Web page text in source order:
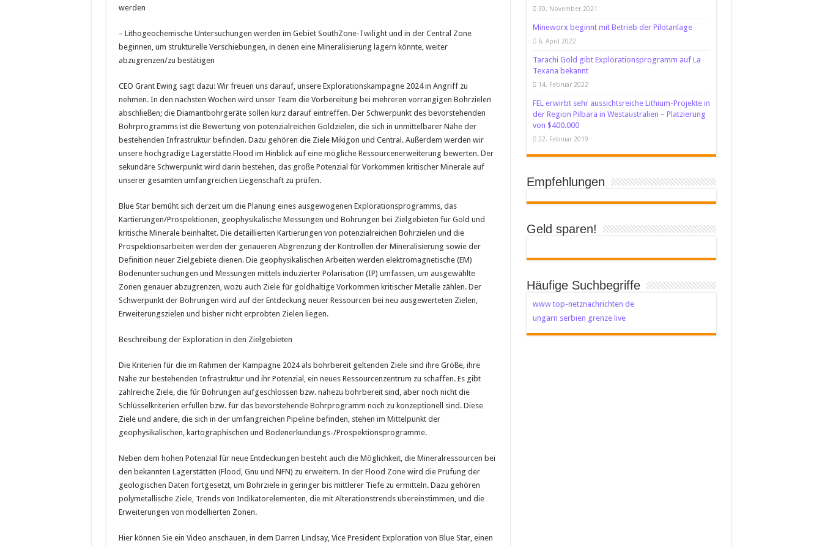
werden
– Lithogeochemische Untersuchungen werden im Gebiet SouthZone-Twilight und in der Central Zone
beginnen, um strukturelle Verschiebungen, in denen eine Mineralisierung lagern könnte, weiter
abzugrenzen/zu bestätigen
CEO Grant Ewing sagt dazu: Wir freuen uns darauf, unsere Explorationskampagne 2024 in Angriff zu
nehmen. In den nächsten Wochen wird unser Team die Vorbereitung bei mehreren vorrangigen Bohrzielen
abschließen; die Diamantbohrgeräte sollen kurz darauf eintreffen. Der Schwerpunkt des bevorstehenden
Bohrprogramms ist die Bewertung von potenzialreichen Goldzielen, die sich in unmittelbarer Nähe der
bestehenden Infrastruktur befinden. Dazu gehören die Ziele Mikigon und Central. Außerdem werden wir
unsere hochgradige Lagerstätte Flood im Hinblick auf eine mögliche Ressourcenerweiterung bewerten. Der
sekundäre Schwerpunkt wird darin bestehen, das große Potenzial für Vorkommen kritischer Minerale auf
unserer gesamten umfangreichen Liegenschaft zu prüfen.
Blue Star bemüht sich derzeit um die Planung eines ausgewogenen Explorationsprogramms, das
Kartierungen/Prospektionen, geophysikalische Messungen und Bohrungen bei Zielgebieten für Gold und
kritische Minerale beinhaltet. Die detaillierten Kartierungen von potenzialreichen Bohrzielen und die
Prospektionsarbeiten werden der genaueren Abgrenzung der Kontrollen der Mineralisierung sowie der
Definition neuer Zielgebiete dienen. Die geophysikalischen Arbeiten werden elektromagnetische (EM)
Bodenuntersuchungen und Messungen mittels induzierter Polarisation (IP) umfassen, um ausgewählte
Zonen genauer abzugrenzen, wozu auch Ziele für goldhaltige Vorkommen kritischer Metalle zählen. Der
Schwerpunkt der Bohrungen wird auf der Entdeckung neuer Ressourcen bei neu ausgewerteten Zielen,
Erweiterungszielen und bisher nicht erprobten Zielen liegen.
Beschreibung der Exploration in den Zielgebieten
Die Kriterien für die im Rahmen der Kampagne 2024 als bohrbereit geltenden Ziele sind ihre Größe, ihre
Nähe zur bestehenden Infrastruktur und ihr Potenzial, ein neues Ressourcenzentrum zu schaffen. Es gibt
zahlreiche Ziele, die für Bohrungen aufgeschlossen bzw. nahezu bohrbereit sind, aber noch nicht die
Schlüsselkriterien erfüllen bzw. für das bevorstehende Bohrprogramm noch zu konzeptionell sind. Diese
Ziele und andere, die sich in der umfangreichen Pipeline befinden, stehen im Mittelpunkt der
geophysikalischen, kartographischen und Bodenerkundungs-/Prospektionsprogramme.
Neben dem hohen Potenzial für neue Entdeckungen besteht auch die Möglichkeit, die Mineralressourcen bei
den bekannten Lagerstätten (Flood, Gnu und NFN) zu erweitern. In der Flood Zone wird die Prüfung der
geologischen Daten fortgesetzt, um Bohrziele in geringer bis mittlerer Tiefe zu ermitteln. Dazu gehören
polymetallische Ziele, Trends von Indikatorelementen, die mit Alterationstrends übereinstimmen, und die
Erweiterungen von modellierten Zonen.
Hier können Sie ein Video anschauen, in dem Darren Lindsay, Vice President Exploration von Blue Star, einen
30. November 2021
Mineworx beginnt mit Betrieb der Pilotanlage
6. April 2022
Tarachi Gold gibt Explorationsprogramm auf La
Texana bekannt
14. Februar 2022
FEL erwirbt sehr aussichtsreiche Lithium-Projekte in
der Region Pilbara in Westaustralien – Platzierung
von $400.000
22. Februar 2019
Empfehlungen
Geld sparen!
Häufige Suchbegriffe
www top-netznachrichten de
ungarn serbien grenze live